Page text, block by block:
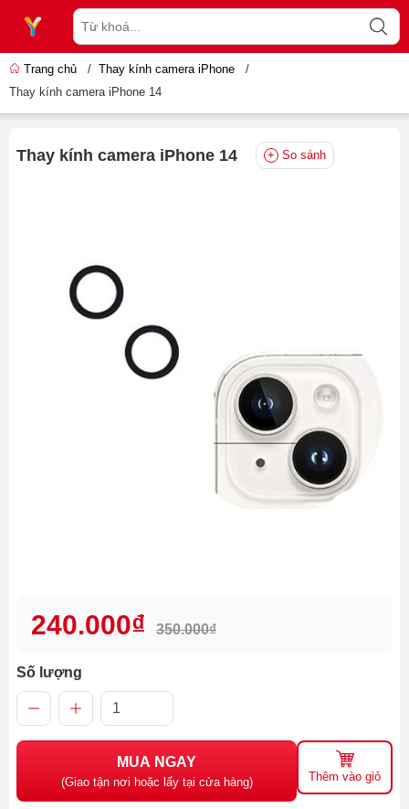
Trang chủ / Thay kính camera iPhone
/
Thay kính camera iPhone 14
Thay kính camera iPhone 14 So sánh
240.000₫ 350.000₫
Số lượng
MUA NGAY
(Giao tận nơi hoặc lấy tại cửa hàng) Thêm vào giỏ